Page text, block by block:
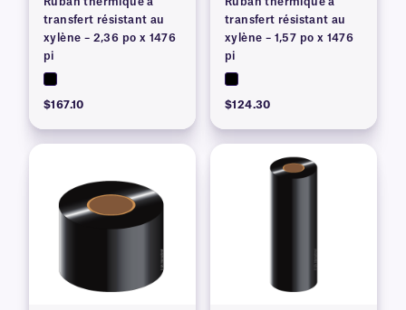
transfert résistant au
xylène – 2,36 po x 1476
pi
$167.10
transfert résistant au
xylène – 1,57 po x 1476
pi
$124.30